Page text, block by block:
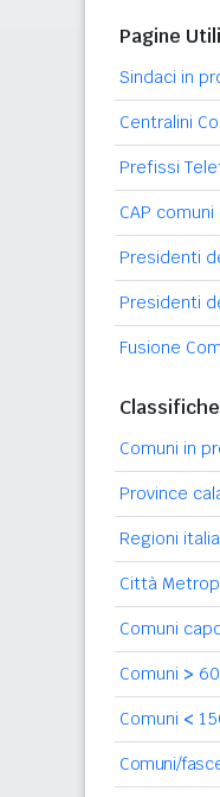
Pagine Utili
Sindaci in
Centralini
Prefissi
CAP comuni
Presidenti
Presidenti
Fusione
Classifiche
Comuni in
Province
Regioni
Città
Comuni
Comuni >
Comuni <
Comuni/